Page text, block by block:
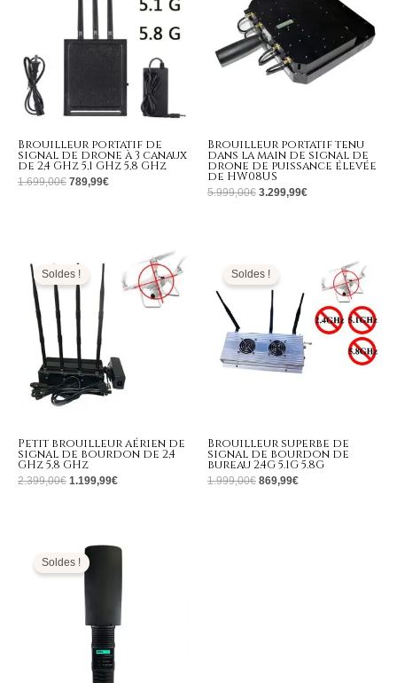
Brouilleur portatif de
signal de drone à 3 canaux
de 2,4 GHz 5,1 GHz 5,8 GHz
1.699,00€ 789,99€
Brouilleur portatif tenu
dans la main de signal de
drone de puissance élevée
de HW08US
5.999,00€ 3.299,99€
Soldes !
Petit brouilleur aérien de
signal de bourdon de 2,4
GHz 5,8 GHz
2.399,00€
prix
initial
était :
2.399,00€.
1.199,99€
actuel
est :
1.199,99€.
Soldes !
Brouilleur superbe de
signal de bourdon de
bureau 2.4G 5.1G 5.8G
1.999,00€
initial
était :
1.999,00€.
869,99€
869,99€.
Soldes !
prix
initial
était :
4.699,00€.
prix
actuel